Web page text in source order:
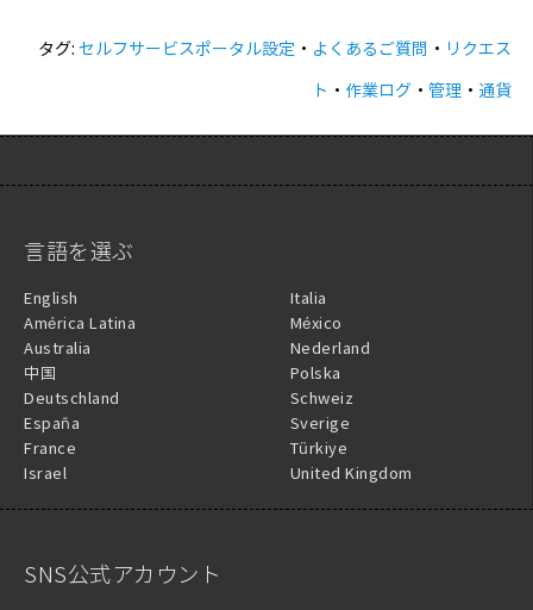
タグ:セルフサービスポータル設定 ・ よくあるご質問 ・ リクエス
ト ・ 作業ログ ・管理 ・ 通貨
言語を選ぶ
English
América Latina
Australia
中国
Deutschland
España
France
Israel
Italia
México
Nederland
Polska
Schweiz
Sverige
Türkiye
United Kingdom
SNS公式アカウント